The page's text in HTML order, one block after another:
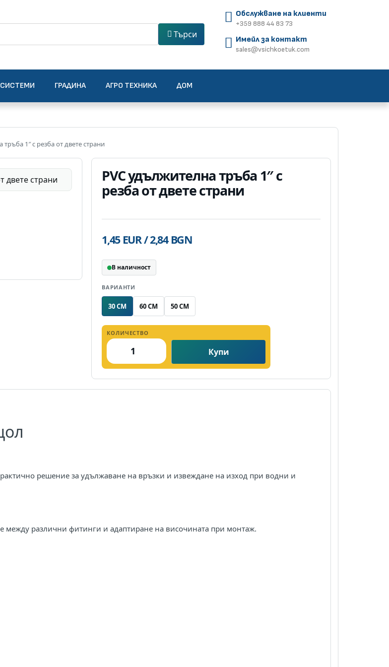
Търси
Обслужване на клиенти
+359 888 44 83 73
Имейл за контакт
sales@vsichkoetuk.com
ГРАДИНА АГРО ТЕХНИКА ДОМ
1″ с резба от двете страни
PVC удължителна тръба 1″ с
резба от двете страни
1,45 EUR / 2,84 BGN
В наличност
ВАРИАНТИ
30 CM 60 CM 50 CM
КОЛИЧЕСТВО
Купи
решение за удължаване на връзки и извеждане на изход при водни и
между различни фитинги и адаптиране на височината при монтаж.